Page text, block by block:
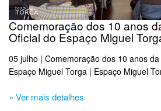
Comemoração dos 10 anos
Oficial do Espaço Miguel
05 julho | Comemoração dos 10 anos
Espaço Miguel Torga | Espaço Miguel
» Ver mais detalhes